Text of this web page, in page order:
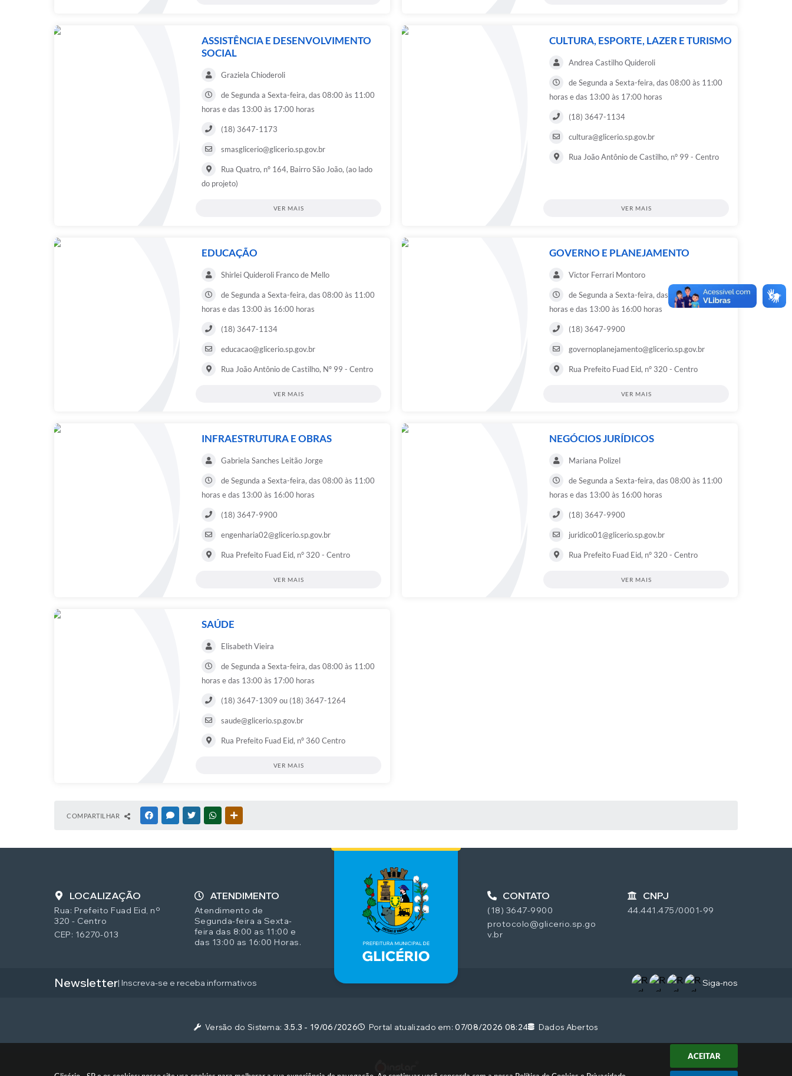
ACEITAR
ASSISTÊNCIA E DESENVOLVIMENTO
SOCIAL
Graziela Chioderoli
de Segunda a Sexta-feira, das 08:00 às 11:00
horas e das 13:00 às 17:00 horas
(18) 3647-1173
smasglicerio@glicerio.sp.gov.br
Rua Quatro, nº 164, Bairro São João, (ao lado
do projeto)
VER MAIS
CULTURA, ESPORTE, LAZER E TURISMO
Andrea Castilho Quideroli
de Segunda a Sexta-feira, das 08:00 às 11:00
horas e das 13:00 às 17:00 horas
(18) 3647-1134
cultura@glicerio.sp.gov.br
Rua João Antônio de Castilho, n° 99 - Centro
VER MAIS
EDUCAÇÃO
Shirlei Quideroli Franco de Mello
de Segunda a Sexta-feira, das 08:00 às 11:00
horas e das 13:00 às 16:00 horas
(18) 3647-1134
educacao@glicerio.sp.gov.br
Rua João Antônio de Castilho, Nº 99 - Centro
VER MAIS
GOVERNO E PLANEJAMENTO
Victor Ferrari Montoro
de Segunda a Sexta-feira, das 08:00 às 11:00
horas e das 13:00 às 16:00 horas
(18) 3647-9900
governoplanejamento@glicerio.sp.gov.br
Rua Prefeito Fuad Eid, n° 320 - Centro
VER MAIS
INFRAESTRUTURA E OBRAS
Gabriela Sanches Leitão Jorge
de Segunda a Sexta-feira, das 08:00 às 11:00
horas e das 13:00 às 16:00 horas
(18) 3647-9900
engenharia02@glicerio.sp.gov.br
Rua Prefeito Fuad Eid, n° 320 - Centro
VER MAIS
NEGÓCIOS JURÍDICOS
Mariana Polizel
de Segunda a Sexta-feira, das 08:00 às 11:00
horas e das 13:00 às 16:00 horas
(18) 3647-9900
juridico01@glicerio.sp.gov.br
Rua Prefeito Fuad Eid, n° 320 - Centro
VER MAIS
SAÚDE
Elisabeth Vieira
de Segunda a Sexta-feira, das 08:00 às 11:00
horas e das 13:00 às 17:00 horas
(18) 3647-1309 ou (18) 3647-1264
saude@glicerio.sp.gov.br
Rua Prefeito Fuad Eid, nº 360 Centro
VER MAIS
COMPARTILHAR FACEBOOKMESSENGER
TWITTERWHATSAPP
Siga-nos
LOCALIZAÇÃO
Rua: Prefeito Fuad Eid, nº
320 - Centro
CEP: 16270-013
CONTATO
(18) 3647-9900
protocolo@glicerio.sp.go
v.br
ATENDIMENTO
Atendimento de
Segunda-feira a Sexta-
feira das 8:00 as 11:00 e
das 13:00 as 16:00 Horas.
CNPJ
44.441.475/0001-99
Newsletter| Inscreva-se e receba informativos
Versão do Sistema: 3.5.3 - 19/06/2026 Portal atualizado em:07/08/2026 08:24 Dados Abertos